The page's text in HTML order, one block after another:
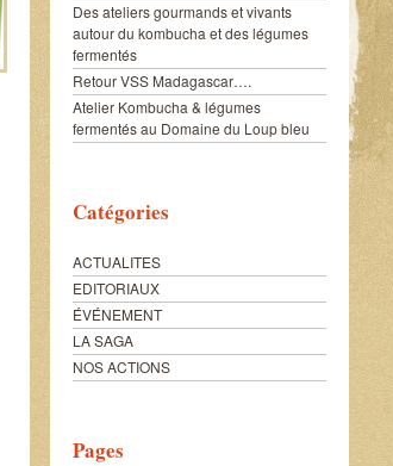
Des ateliers gourmands et vivants
autour du kombucha et des légumes
fermentés
Retour VSS Madagascar….
Atelier Kombucha & légumes
fermentés au Domaine du Loup bleu
Catégories
ACTUALITES
EDITORIAUX
ÉVÉNEMENT
LA SAGA
NOS ACTIONS
Pages